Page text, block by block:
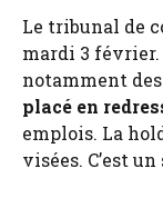
Le tribunal de
mardi 3
notamment
placé en
emplois. La
visées. C’est